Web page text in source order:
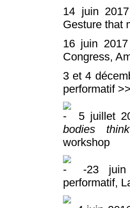
14 juin
Gesture that
16 juin
Congress,
3 et 4
performatif
5 juillet
bodies
workshop
-23
performatif,